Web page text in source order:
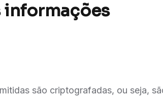
informações
são criptografadas, ou seja,